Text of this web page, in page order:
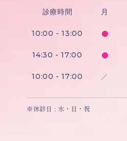
診療時間 月
10:00 - 13:00
14:30 - 17:00
10:00 - 17:00 ／
※休診日 : 水・日・祝